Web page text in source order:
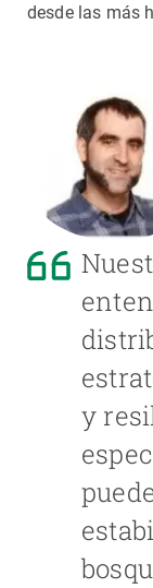
desde las más
y